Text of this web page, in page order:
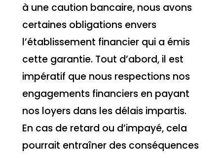
à une caution bancaire, nous avons
certaines obligations envers
l’établissement financier qui a émis
cette garantie. Tout d’abord, il est
impératif que nous respections nos
engagements financiers en payant
nos loyers dans les délais impartis.
En cas de retard ou d’impayé, cela
pourrait entraîner des conséquences